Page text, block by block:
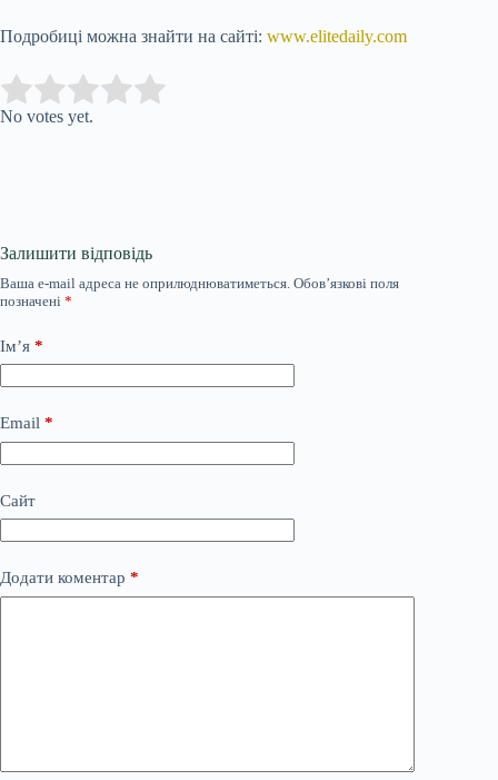
Подробиці можна знайти на сайті: www.elitedaily.com
Rate this item:
No votes yet.
Залишити відповідь
Ваша e-mail адреса не оприлюднюватиметься. Обов’язкові поля
позначені *
Ім’я *
Email *
Сайт
Додати коментар *